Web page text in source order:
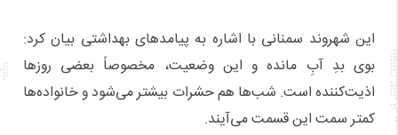
این شهروند سمنانی با اشاره به پیامدهای بهداشتی بیان کرد:
بوی بدِ آبِ مانده و این وضعیت، مخصوصاً بعضی روزها
اذیت‌کننده است. شب‌ها هم حشرات بیشتر می‌شود و خانواده‌ها
کمتر سمت این قسمت می‌آیند.